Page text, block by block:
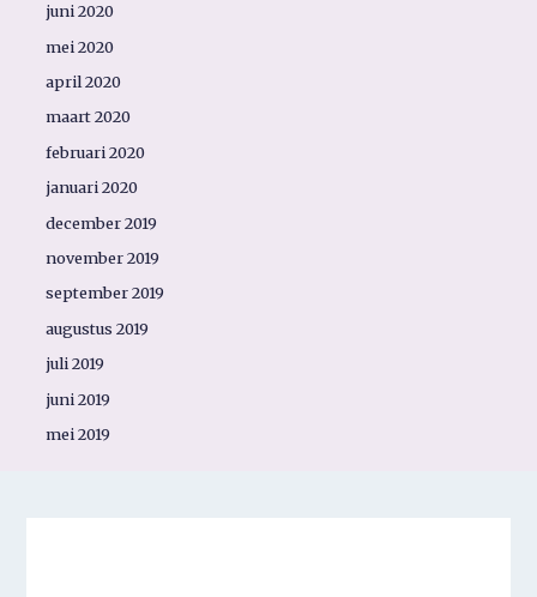
juni 2020
mei 2020
april 2020
maart 2020
februari 2020
januari 2020
december 2019
november 2019
september 2019
augustus 2019
juli 2019
juni 2019
mei 2019